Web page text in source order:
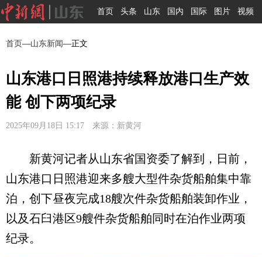
首页 头条 山东 国内 国际 图片 视频
首页—山东新闻—正文
山东港口日照港持续释放港口生产效
能 创下两项纪录
2025年09月18日 15:17 来源：新黄河
新黄河记者从山东省国资委了解到，日前，
山东港口日照港迎来多艘大型件杂货船舶集中靠
泊，创下昼夜完成18艘次件杂货船舶装卸作业，
以及石臼港区9艘件杂货船舶同时在泊作业两项
纪录。